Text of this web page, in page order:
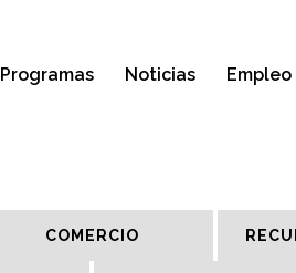
Programas Noticias Empleo
COMERCIO